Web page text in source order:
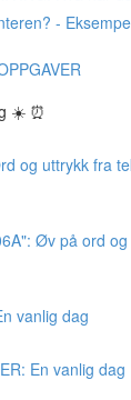
-
☀️ ⏰
og uttrykk fra
Øv på ord
vanlig dag
En vanlig dag